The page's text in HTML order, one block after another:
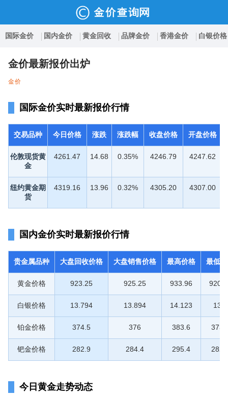
国际金价 国内金价 黄金回收 品牌金价 香港金价 白银价格
金价最新报价出炉
金价
国际金价实时最新报价行情
交易品种 今日价格 涨跌 涨跌幅 收盘价格 开盘价格
伦敦现货黄
金
4261.47 14.68 0.35% 4246.79 4247.62
纽约黄金期
货
4319.16 13.96 0.32% 4305.20 4307.00
国内金价实时最新报价行情
贵金属品种 大盘回收价格 大盘销售价格 最高价格 最低
黄金价格 923.25 925.25 933.96
白银价格 13.794 13.894 14.123 13.8
铂金价格 374.5 376 383.6
钯金价格 282.9 284.4 295.4
今日黄金走势动态